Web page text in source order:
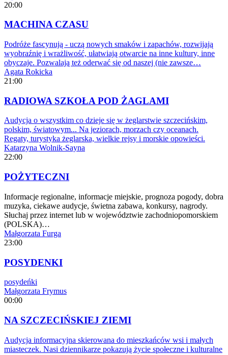
20:00
MACHINA CZASU
Podróże fascynują - uczą nowych smaków i zapachów, rozwijają
wyobraźnię i wrażliwość, ułatwiają otwarcie na inne kultury, inne
obyczaje. Pozwalają też oderwać się od naszej (nie zawsze…
Agata Rokicka
21:00
RADIOWA SZKOŁA POD ŻAGLAMI
Audycja o wszystkim co dzieje się w żeglarstwie szczecińskim,
polskim, światowym... Na jeziorach, morzach czy oceanach.
Regaty, turystyka żeglarska, wielkie rejsy i morskie opowieści.
Katarzyna Wolnik-Sayna
22:00
POŻYTECZNI
Informacje regionalne, informacje miejskie, prognoza pogody, dobra
muzyka, ciekawe audycje, świetna zabawa, konkursy, nagrody.
Słuchaj przez internet lub w województwie zachodniopomorskiem
(POLSKA)…
Małgorzata Furga
23:00
POSYDENKI
posydeńki
Małgorzata Frymus
00:00
NA SZCZECIŃSKIEJ ZIEMI
Audycja informacyjna skierowana do mieszkańców wsi i małych
miasteczek. Nasi dziennikarze pokazują życie społeczne i kulturalne